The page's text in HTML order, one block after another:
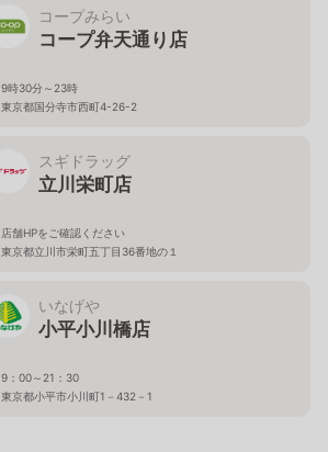
コープみらい
コープ弁天通り店
9時30分～23時
東京都国分寺市西町4-26-2
スギドラッグ
立川栄町店
店舗HPをご確認ください
東京都立川市栄町五丁目36番地の１
いなげや
小平小川橋店
9：00～21：30
東京都小平市小川町1－432－1